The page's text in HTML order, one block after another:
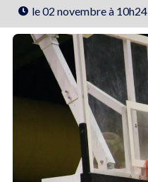
le02 novembre à 10h24